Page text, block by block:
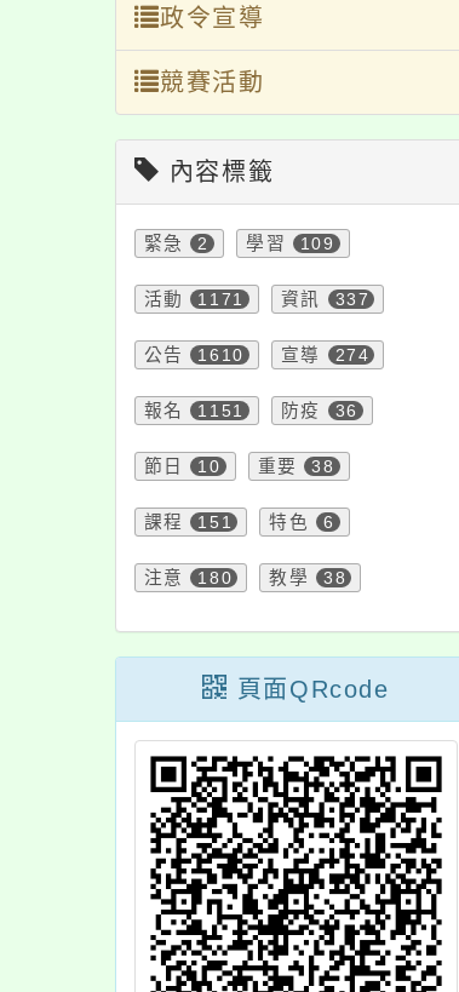
政令宣導
競賽活動
內容標籤
緊急 2 學習 109
活動 1171 資訊 337
公告 1610 宣導 274
報名 1151 防疫 36
節日 10 重要 38
課程 151 特色 6
注意 180 教學 38
頁面QRcode
福利部社會及
署（下稱社家
未成年子女遭
或親屬）擅自
失蹤案件協尋
程」，有關司
少年及家事廳
檢送「產後憂鬱心理
諮商計畫」相關衛教
資訊及資源服務，請
查照。